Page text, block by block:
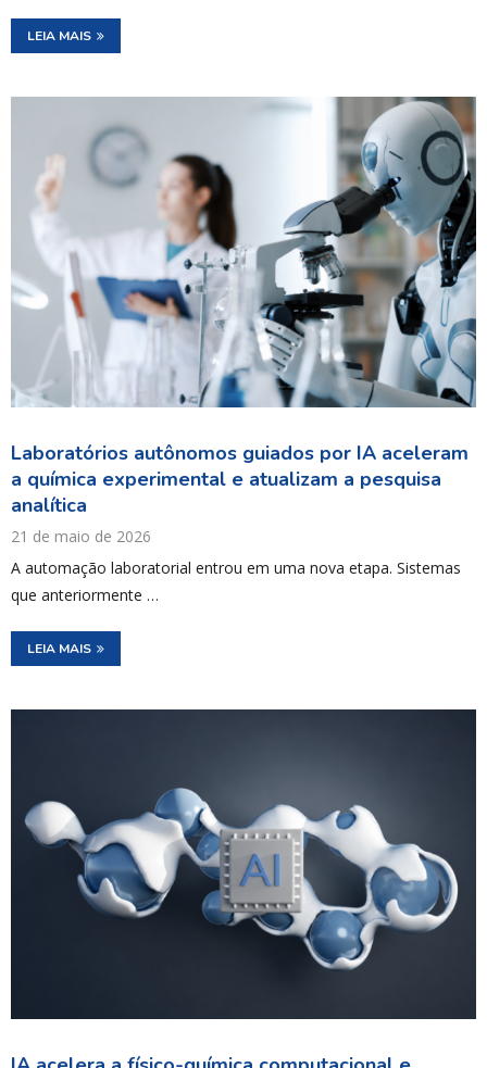
LEIA MAIS
Laboratórios autônomos guiados por IA aceleram
a química experimental e atualizam a pesquisa
analítica
21 de maio de 2026
A automação laboratorial entrou em uma nova etapa. Sistemas
que anteriormente …
LEIA MAIS